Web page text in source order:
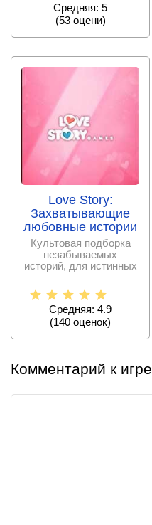
Средняя: 5
(53оцени)
Love Story:
Захватывающие
любовные истории
Культовая подборка
незабываемых
историй, для истинных
любви,
Средняя: 4.9
(140 оценок)
Комментарий к игре